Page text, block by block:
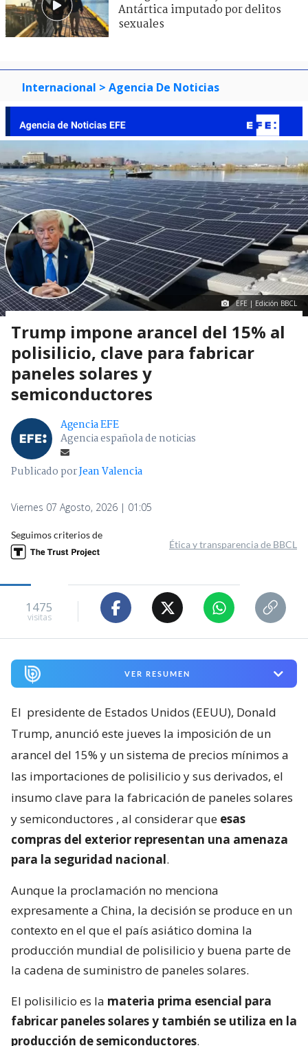
Antártica imputado por delitos
sexuales
Internacional > Agencia De Noticias
EFE | Edición BBCL
Trump impone arancel del 15% al
polisilicio, clave para fabricar
paneles solares y
semiconductores
Agencia EFE
Agencia española de noticias
Publicado porJean Valencia
Viernes 07 Agosto, 2026 | 01:05
Seguimos criterios de
Ética y transparencia de BBCL
1475
visitas
VER RESUMEN
El presidente de Estados Unidos (EEUU), Donald
Trump, anunció este jueves la imposición de un
arancel del 15% y un sistema de precios mínimos a
las importaciones de polisilicio y sus derivados, el
insumo clave para la fabricación de paneles solares
y semiconductores , al considerar que esas
compras del exterior representan una amenaza
para la seguridad nacional.
Aunque la proclamación no menciona
expresamente a China, la decisión se produce en un
contexto en el que el país asiático domina la
producción mundial de polisilicio y buena parte de
la cadena de suministro de paneles solares.
El polisilicio es la materia prima esencial para
fabricar paneles solares y también se utiliza en la
producción de semiconductores.